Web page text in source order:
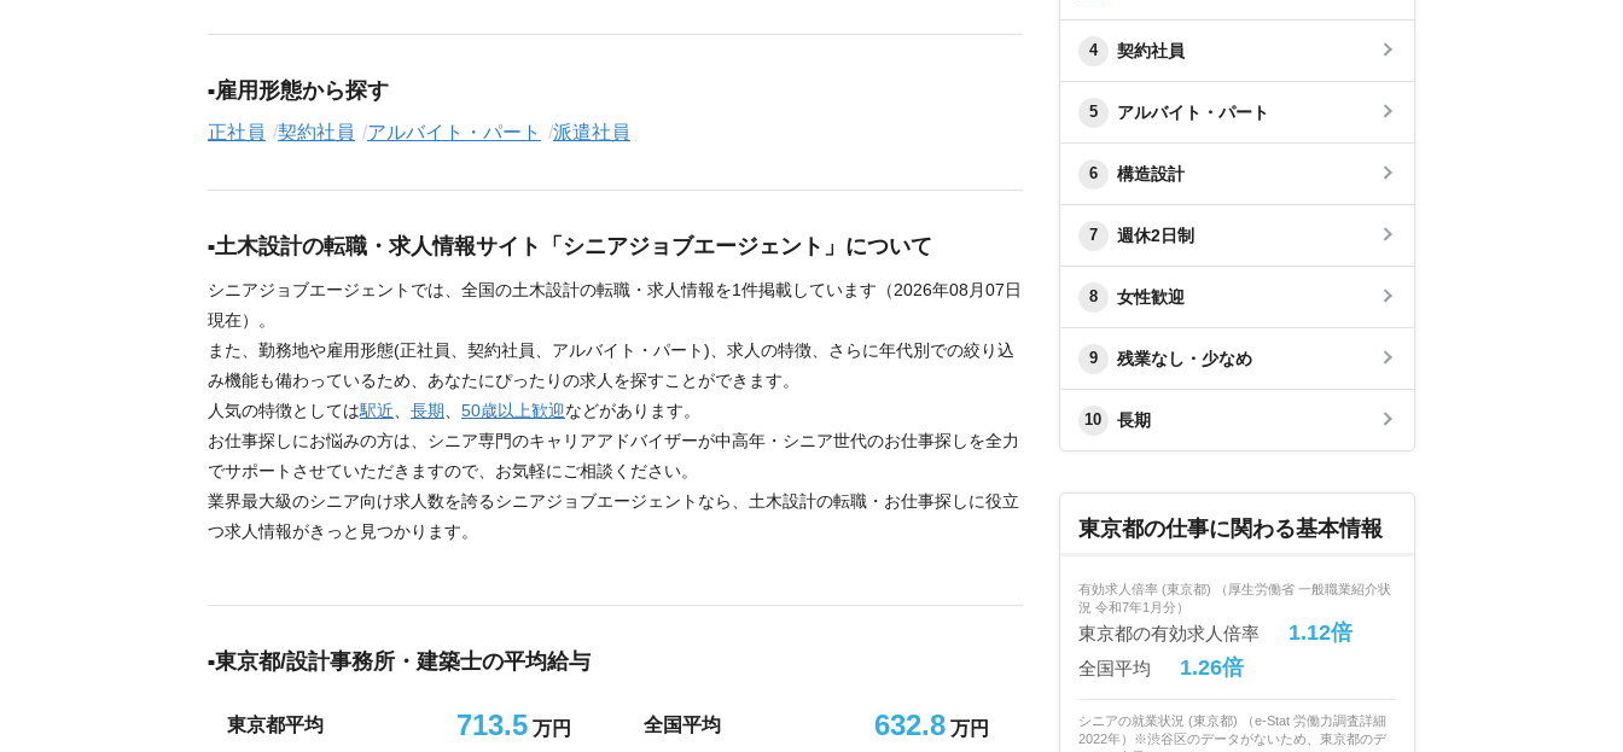
雇用形態から探す
正社員 契約社員 アルバイト・パート 派遣社員
土木設計の転職・求人情報サイト「シニアジョブエージェント」について
シニアジョブエージェントでは、全国の土木設計の転職・求人情報を1件掲載しています（2026年08月07日
現在）。
また、勤務地や雇用形態(正社員、契約社員、アルバイト・パート)、求人の特徴、さらに年代別での絞り込
み機能も備わっているため、あなたにぴったりの求人を探すことができます。
人気の特徴としては駅近 長期 50歳以上歓迎などがあります。
お仕事探しにお悩みの方は、シニア専門のキャリアアドバイザーが中高年・シニア世代のお仕事探しを全力
でサポートさせていただきますので、お気軽にご相談ください。
業界最大級のシニア向け求人数を誇るシニアジョブエージェントなら、土木設計の転職・お仕事探しに役立
つ求人情報がきっと見つかります。
東京都/設計事務所・建築士の平均給与
東京都平均 713.5 万円 全国平均 632.8 万円
4 契約社員
5 アルバイト・パート
6 構造設計
7 週休2日制
8 女性歓迎
9 残業なし・少なめ
10 長期
東京都の仕事に関わる基本情報
有効求人倍率 (東京都) （厚生労働省 一般職業紹介状
況 令和7年1月分）
東京都の有効求人倍率 1.12倍
全国平均 1.26倍
シニアの就業状況 (東京都) （e-Stat 労働力調査詳細
2022年）※渋谷区のデータがないため、東京都のデ